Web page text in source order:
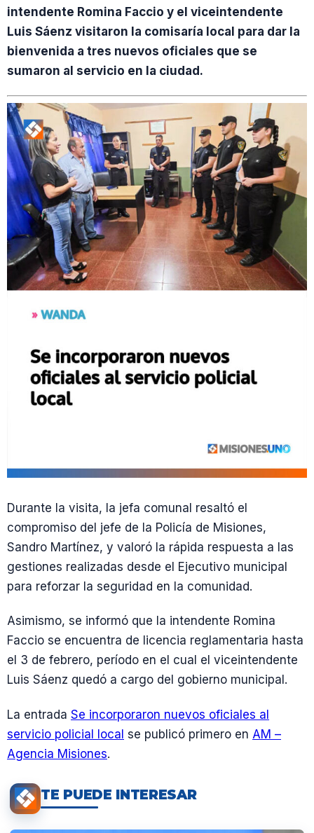
intendente Romina Faccio y el viceintendente
Luis Sáenz visitaron la comisaría local para dar la
bienvenida a tres nuevos oficiales que se
sumaron al servicio en la ciudad.
Durante la visita, la jefa comunal resaltó el
compromiso del jefe de la Policía de Misiones,
Sandro Martínez, y valoró la rápida respuesta a las
gestiones realizadas desde el Ejecutivo municipal
para reforzar la seguridad en la comunidad.
Asimismo, se informó que la intendente Romina
Faccio se encuentra de licencia reglamentaria hasta
el 3 de febrero, período en el cual el viceintendente
Luis Sáenz quedó a cargo del gobierno municipal.
La entrada Se incorporaron nuevos oficiales al
servicio policial local se publicó primero en AM –
Agencia Misiones.
TE PUEDE INTERESAR